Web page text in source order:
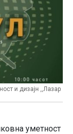
и дизајн ,,Лазар
уметност